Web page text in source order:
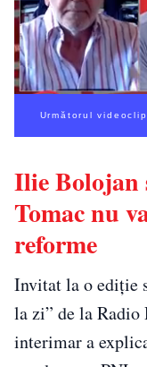
Următorul
Ilie Bolojan
Tomac nu
reforme
Invitat la o ediție
la zi” de la
interimar a